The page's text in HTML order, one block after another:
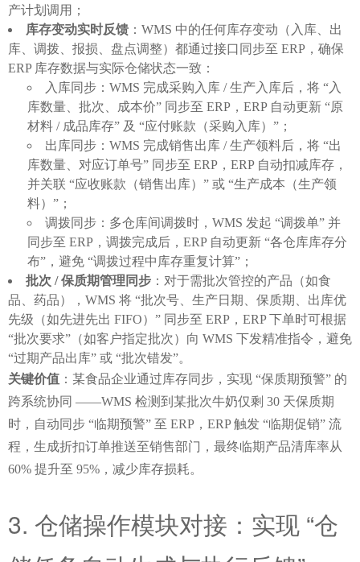
产计划调用；
库存变动实时反馈 ：WMS 中的任何库存变动（入库、出
库、调拨、报损、盘点调整）都通过接口同步至 ERP，确保
ERP 库存数据与实际仓储状态一致：
入库同步：WMS 完成采购入库 / 生产入库后，将 “入
库数量、批次、成本价” 同步至 ERP，ERP 自动更新 “原
材料 / 成品库存” 及 “应付账款（采购入库）”；
出库同步：WMS 完成销售出库 / 生产领料后，将 “出
库数量、对应订单号” 同步至 ERP，ERP 自动扣减库存，
并关联 “应收账款（销售出库）” 或 “生产成本（生产领
料）”；
调拨同步：多仓库间调拨时，WMS 发起 “调拨单” 并
同步至 ERP，调拨完成后，ERP 自动更新 “各仓库库存分
布”，避免 “调拨过程中库存重复计算”；
批次 / 保质期管理同步 ：对于需批次管控的产品（如食
品、药品），WMS 将 “批次号、生产日期、保质期、出库优
先级（如先进先出 FIFO）” 同步至 ERP，ERP 下单时可根据
“批次要求”（如客户指定批次）向 WMS 下发精准指令，避免
“过期产品出库” 或 “批次错发”。
关键价值 ：某食品企业通过库存同步，实现 “保质期预警” 的
跨系统协同 ——WMS 检测到某批次牛奶仅剩 30 天保质期
时，自动同步 “临期预警” 至 ERP，ERP 触发 “临期促销” 流
程，生成折扣订单推送至销售部门，最终临期产品清库率从
60% 提升至 95%，减少库存损耗。
3. 仓储操作模块对接：实现 “仓